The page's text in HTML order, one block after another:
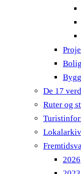
De 17
Ruter og
2026